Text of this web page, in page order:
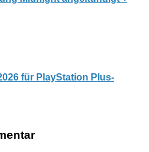
für PlayStation Plus-